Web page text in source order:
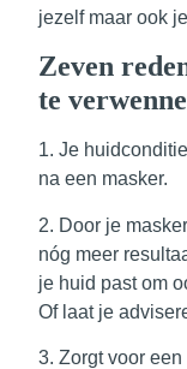
jezelf maar ook
Zeven
te
1. Je
na een masker.
2. Door je
nóg meer
je huid past om
Of laat je
3. Zorgt voor een